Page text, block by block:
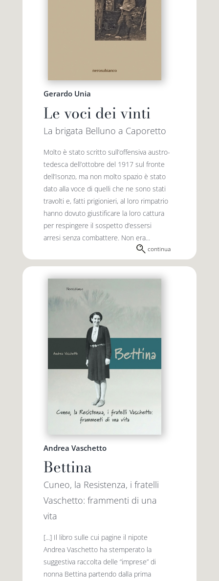
Gerardo Unia
Le voci dei vinti
La brigata Belluno a Caporetto
Molto è stato scritto sull’offensiva austro-
tedesca dell’ottobre del 1917 sul fronte
dell’Isonzo, ma non molto spazio è stato
dato alla voce di quelli che ne sono stati
travolti e, fatti prigionieri, al loro rimpatrio
hanno dovuto giustificare la loro cattura
per respingere il sospetto d’essersi
arresi senza combattere. Non era...
continua
Andrea Vaschetto
Bettina
Cuneo, la Resistenza, i fratelli
Vaschetto: frammenti di una
vita
[...] Il libro sulle cui pagine il nipote
Andrea Vaschetto ha stemperato la
suggestiva raccolta delle “imprese” di
nonna Bettina partendo dalla prima